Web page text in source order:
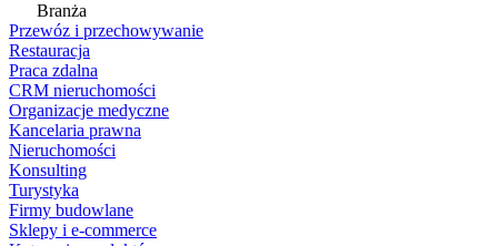
Branża
Przewóz i przechowywanie
Restauracja
Praca zdalna
CRM nieruchomości
Organizacje medyczne
Kancelaria prawna
Nieruchomości
Konsulting
Turystyka
Firmy budowlane
Sklepy i e-commerce